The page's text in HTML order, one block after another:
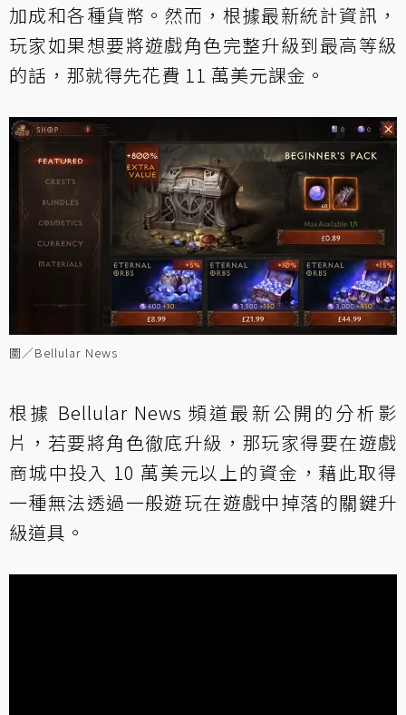
加成和各種貨幣。然而，根據最新統計資訊，
玩家如果想要將遊戲角色完整升級到最高等級
的話，那就得先花費 11 萬美元課金。
圖／Bellular News
根據 Bellular News 頻道最新公開的分析影
片，若要將角色徹底升級，那玩家得要在遊戲
商城中投入 10 萬美元以上的資金，藉此取得
一種無法透過一般遊玩在遊戲中掉落的關鍵升
級道具。